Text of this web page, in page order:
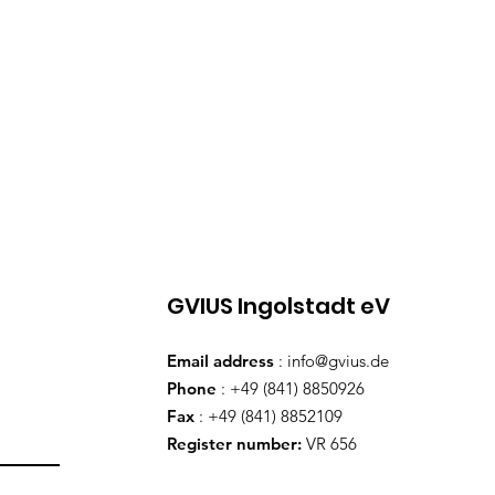
GVIUS Ingolstadt eV
Email address : info@gvius.de
Phone : +49 (841) 8850926
Fax : +49 (841) 8852109
Register number: VR 656